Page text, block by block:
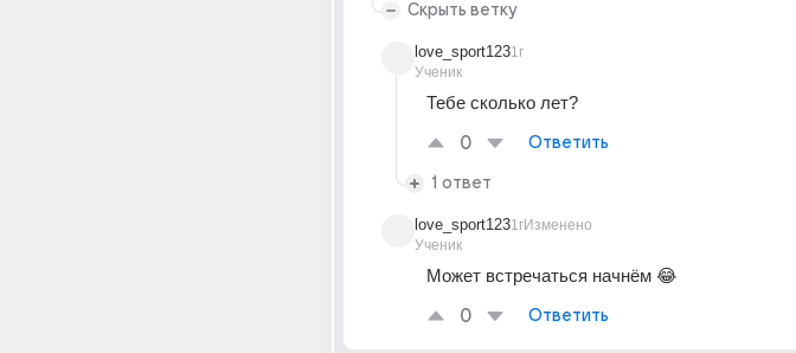
Скрыть ветку
love_sport123
Ученик
1г
Тебе сколько лет?
0 Ответить
1 ответ
love_sport123
Ученик
1гИзменено
Может встречаться начнём 😂
0 Ответить